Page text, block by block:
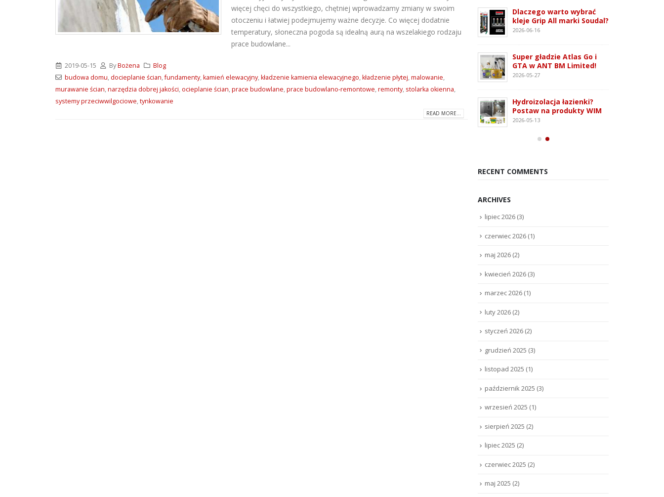
więcej chęci do wszystkiego, chętniej wprowadzamy zmiany w swoim
otoczeniu i łatwiej podejmujemy ważne decyzje. Co więcej dodatnie
temperatury, słoneczna pogoda są idealną aurą na wszelakiego rodzaju
prace budowlane...
2019-05-15 ByBożena
Blog
budowa domu,docieplanie ścian,fundamenty,kamień elewacyjny,kładzenie kamienia elewacyjnego,kładzenie płytej,malowanie,
murawanie ścian,narzędzia dobrej jakości,ocieplanie ścian,prace budowlane,prace budowlano-remontowe,remonty, stolarka okienna,
systemy przeciwwilgociowe,tynkowanie
READ MORE...
ATLAS M-SYSTEM 3G –
nowoczesny system
montażu płyt G-K i OSB
Wkręty farmerskie WFD –
rodzaje i zastosowanie
2026-07-27
Dlaczego warto wybrać
kleje Grip All marki Soudal?
2026-06-16
2026-05-27
ATLAS M-SYSTEM 3G –
nowoczesny system
montażu płyt G-K i OSB
rodzaje i zastosowanie
2026-07-27
poliuretanowe SoudaBond
Dlaczego warto wybrać
kleje Grip All marki Soudal?
2026-06-16
Super gładzie Atlas Go i
GTA w ANT BM Limited!
2026-05-27
Hydroizolacja łazienki?
Postaw na produkty WIM
2026-05-13
RECENT COMMENTS
ARCHIVES
lipiec 2026 (3)
czerwiec 2026 (1)
maj 2026 (2)
kwiecień 2026 (3)
marzec 2026 (1)
luty 2026 (2)
styczeń 2026 (2)
grudzień 2025 (3)
listopad 2025 (1)
październik 2025 (3)
wrzesień 2025 (1)
sierpień 2025 (2)
lipiec 2025 (2)
czerwiec 2025 (2)
maj 2025 (2)